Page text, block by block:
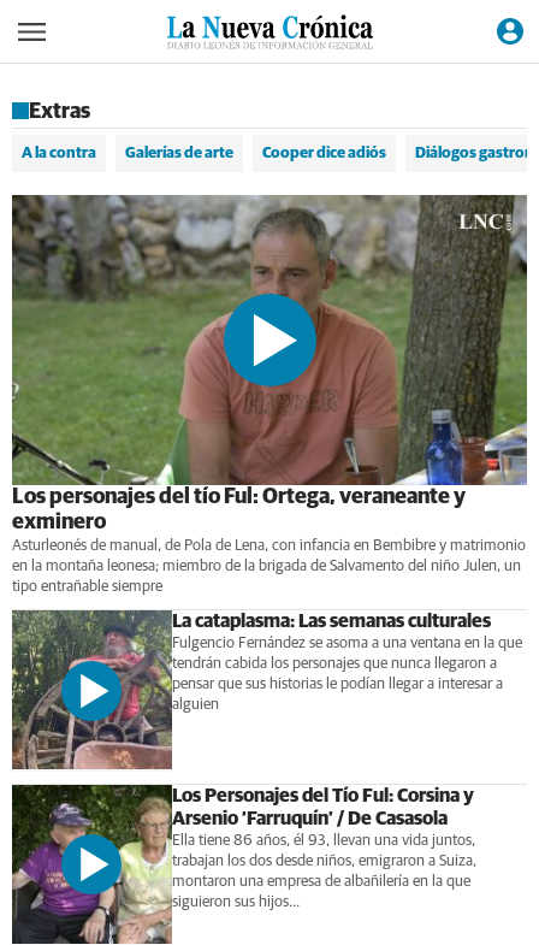
Extras
A la contra Galerías de arte Cooper dice adiós Diálogos
Los personajes del tío Ful: Ortega, veraneante y
exminero
Asturleonés de manual, de Pola de Lena, con infancia en Bembibre y matrimonio
en la montaña leonesa; miembro de la brigada de Salvamento del niño Julen, un
tipo entrañable siempre
La cataplasma: Las semanas culturales
Fulgencio Fernández se asoma a una ventana en la que
tendrán cabida los personajes que nunca llegaron a
pensar que sus historias le podían llegar a interesar a
alguien
Los Personajes del Tío Ful: Corsina y
Arsenio ‘Farruquín’ / De Casasola
Ella tiene 86 años, él 93, llevan una vida juntos,
trabajan los dos desde niños, emigraron a Suiza,
montaron una empresa de albañilería en la que
siguieron sus hijos...